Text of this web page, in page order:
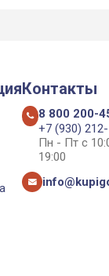
Контакты
8 800 200-
+7 (930)
Пн - Пт с
19:00